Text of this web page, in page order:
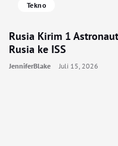
Tekno
Rusia Kirim 1
Rusia ke ISS
JenniferBlake Juli 15, 2026